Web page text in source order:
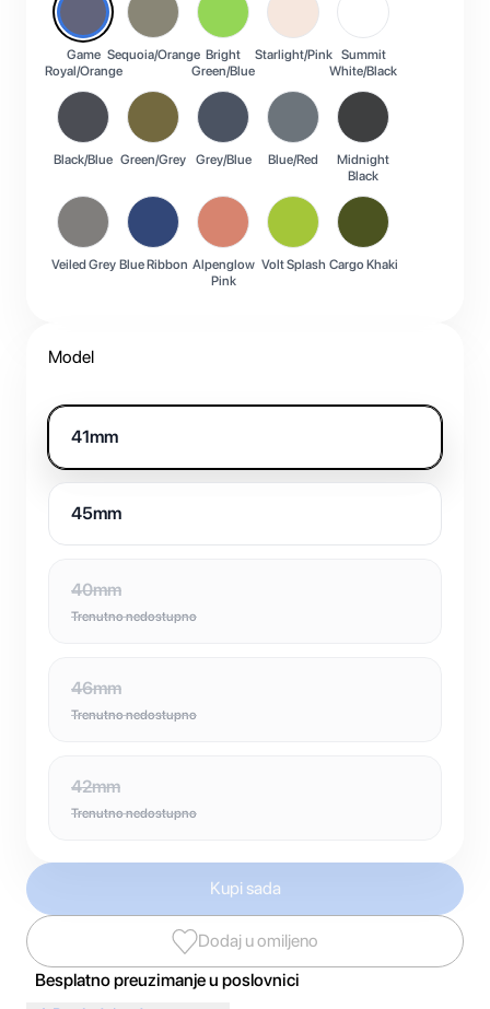
Game
Royal/Orange
Sequoia/Orange Bright
Green/Blue
Starlight/Pink
Summit
White/Black
Black/Blue Green/Grey Grey/Blue Blue/Red
Midnight
Black
Veiled Grey Blue Ribbon Alpenglow
Pink
Volt Splash Cargo Khaki
Model
41mm
45mm
40mm
Trenutno nedostupno
46mm
Trenutno nedostupno
42mm
Trenutno nedostupno
Kupi sada
Dodaj u omiljeno
Besplatno preuzimanje u poslovnici